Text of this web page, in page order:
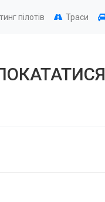
пілотів Траси